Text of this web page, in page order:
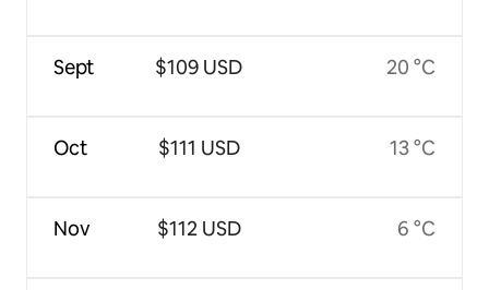
Sept
Oct
Nov
$109 USD
$111 USD
$112 USD
20 °C
13 °C
6 °C